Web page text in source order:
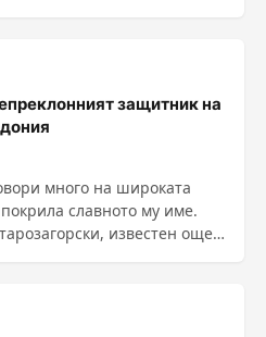
защитник на
много на широката
славното му име.
известен още